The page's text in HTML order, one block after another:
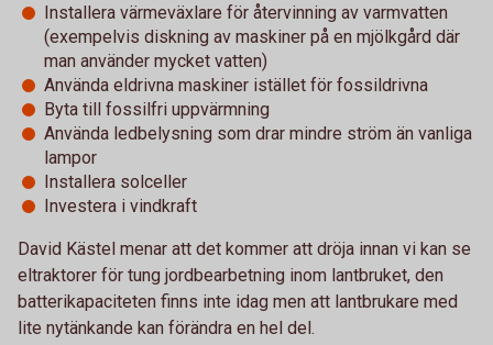
Installera värmeväxlare för återvinning av varmvatten
(exempelvis diskning av maskiner på en mjölkgård där
man använder mycket vatten)
Använda eldrivna maskiner istället för fossildrivna
Byta till fossilfri uppvärmning
Använda ledbelysning som drar mindre ström än vanliga
lampor
Installera solceller
Investera i vindkraft
David Kästel menar att det kommer att dröja innan vi kan se
eltraktorer för tung jordbearbetning inom lantbruket, den
batterikapaciteten finns inte idag men att lantbrukare med
lite nytänkande kan förändra en hel del.